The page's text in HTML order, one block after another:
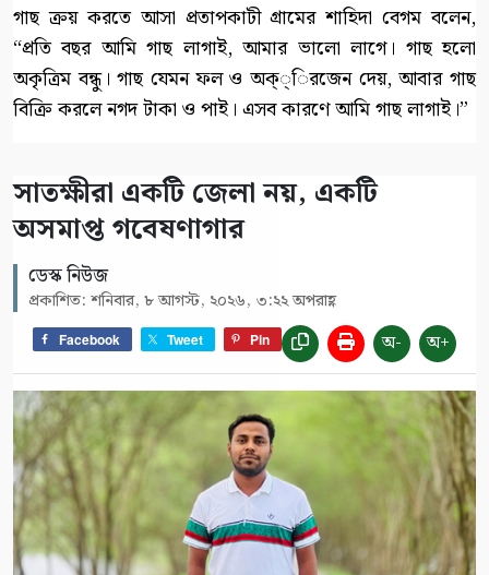
গাছ ক্রয় করতে আসা প্রতাপকাটী গ্রামের শাহিদা বেগম বলেন,
“প্রতি বছর আমি গাছ লাগাই, আমার ভালো লাগে। গাছ হলো
অকৃত্রিম বন্ধু। গাছ যেমন ফল ও অক্্িরজেন দেয়, আবার গাছ
বিক্রি করলে নগদ টাকা ও পাই। এসব কারণে আমি গাছ লাগাই।”
সাতক্ষীরা একটি জেলা নয়, একটি
অসমাপ্ত গবেষণাগার
ডেস্ক নিউজ
প্রকাশিত: শনিবার, ৮ আগস্ট, ২০২৬, ৩:২২ অপরাহ্ণ
Facebook Tweet Pin অ- অ+